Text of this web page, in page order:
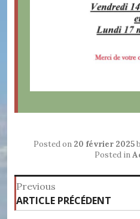
Posted on 20 février 2025
Posted in
Navigation
de
Previous
Previous
post:
ARTICLE PRÉCÉDENT